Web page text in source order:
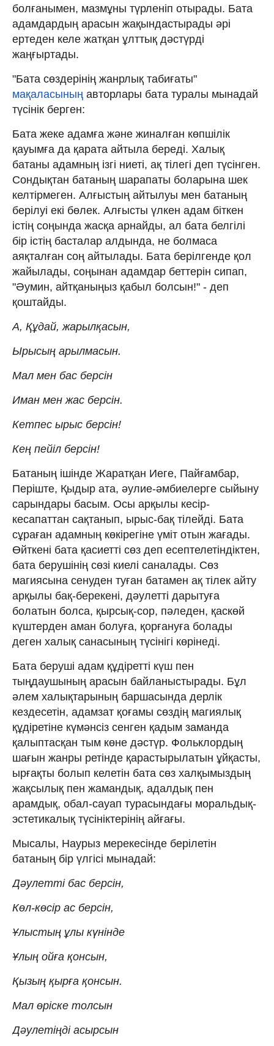
болғанымен, мазмұны түрленіп отырады. Бата
адамдардың арасын жақындастырады әрі
ертеден келе жатқан ұлттық дәстүрді
жаңғыртады.
"Бата сөздерінің жанрлық табиғаты"
мақаласының авторлары бата туралы мынадай
түсінік берген:
Бата жеке адамға және жиналған көпшілік
қауымға да қарата айтыла береді. Халық
батаны адамның ізгі ниеті, ақ тілегі деп түсінген.
Сондықтан батаның шарапаты боларына шек
келтірмеген. Алғыстың айтылуы мен батаның
берілуі екі бөлек. Алғысты үлкен адам біткен
істің соңында жасқа арнайды, ал бата белгілі
бір істің басталар алдында, не болмаса
аяқталған соң айтылады. Бата берілгенде қол
жайылады, соңынан адамдар беттерін сипап,
"Әумин, айтқаныңыз қабыл болсын!" - деп
қоштайды.
А, Құдай, жарылқасын,
Ырысың арылмасын.
Мал мен бас берсін
Иман мен жас берсін.
Кетпес ырыс берсін!
Кең пейіл берсін!
Батаның ішінде Жаратқан Иеге, Пайғамбар,
Періште, Қыдыр ата, әулие-әмбиелерге сыйыну
сарындары басым. Осы арқылы кесір-
кесапаттан сақтанып, ырыс-бақ тілейді. Бата
сұраған адамның көкірегіне үміт отын жағады.
Өйткені бата қасиетті сөз деп есептелетіндіктен,
бата берушінің сөзі киелі саналады. Сөз
магиясына сенуден туған батамен ақ тілек айту
арқылы бақ-берекені, дәулетті дарытуға
болатын болса, қырсық-сор, пәледен, қаскөй
күштерден аман болуға, қорғануға болады
деген халық санасының түсінігі көрінеді.
Бата беруші адам құдіретті күш пен
тыңдаушының арасын байланыстырады. Бұл
әлем халықтарының баршасында дерлік
кездесетін, адамзат қоғамы сөздің магиялық
құдіретіне күмәнсіз сенген қадым заманда
қалыптасқан тым көне дәстүр. Фольклордың
шағын жанры ретінде қарастырылатын ұйқасты,
ырғақты болып келетін бата сөз халқымыздың
жақсылық пен жамандық, адалдық пен
арамдық, обал-сауап турасындағы моральдық-
эстетикалық түсініктерінің айғағы.
Мысалы, Наурыз мерекесінде берілетін
батаның бір үлгісі мынадай:
Дәулетті бас берсін,
Көл-көсір ас берсін,
Ұлыстың ұлы күнінде
Ұлың ойға қонсын,
Қызың қырға қонсын.
Мал өріске толсын
Дәулетіңді асырсын